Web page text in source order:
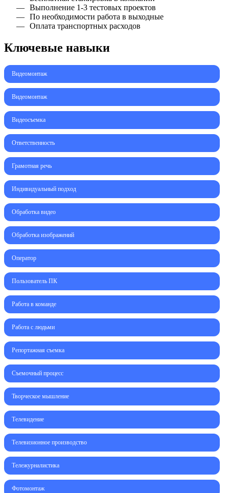
Выполнение 1-3 тестовых проектов
По необходимости работа в выходные
Оплата транспортных расходов
Ключевые навыки
Видеомонтаж
Видеомонтаж
Видеосъемка
Ответственность
Грамотная речь
Индивидуальный подход
Обработка видео
Обработка изображений
Оператор
Пользователь ПК
Работа в команде
Работа с людьми
Репортажная съемка
Съемочный процесс
Творческое мышление
Телевидение
Телевизионное производство
Тележурналистика
Фотомонтаж